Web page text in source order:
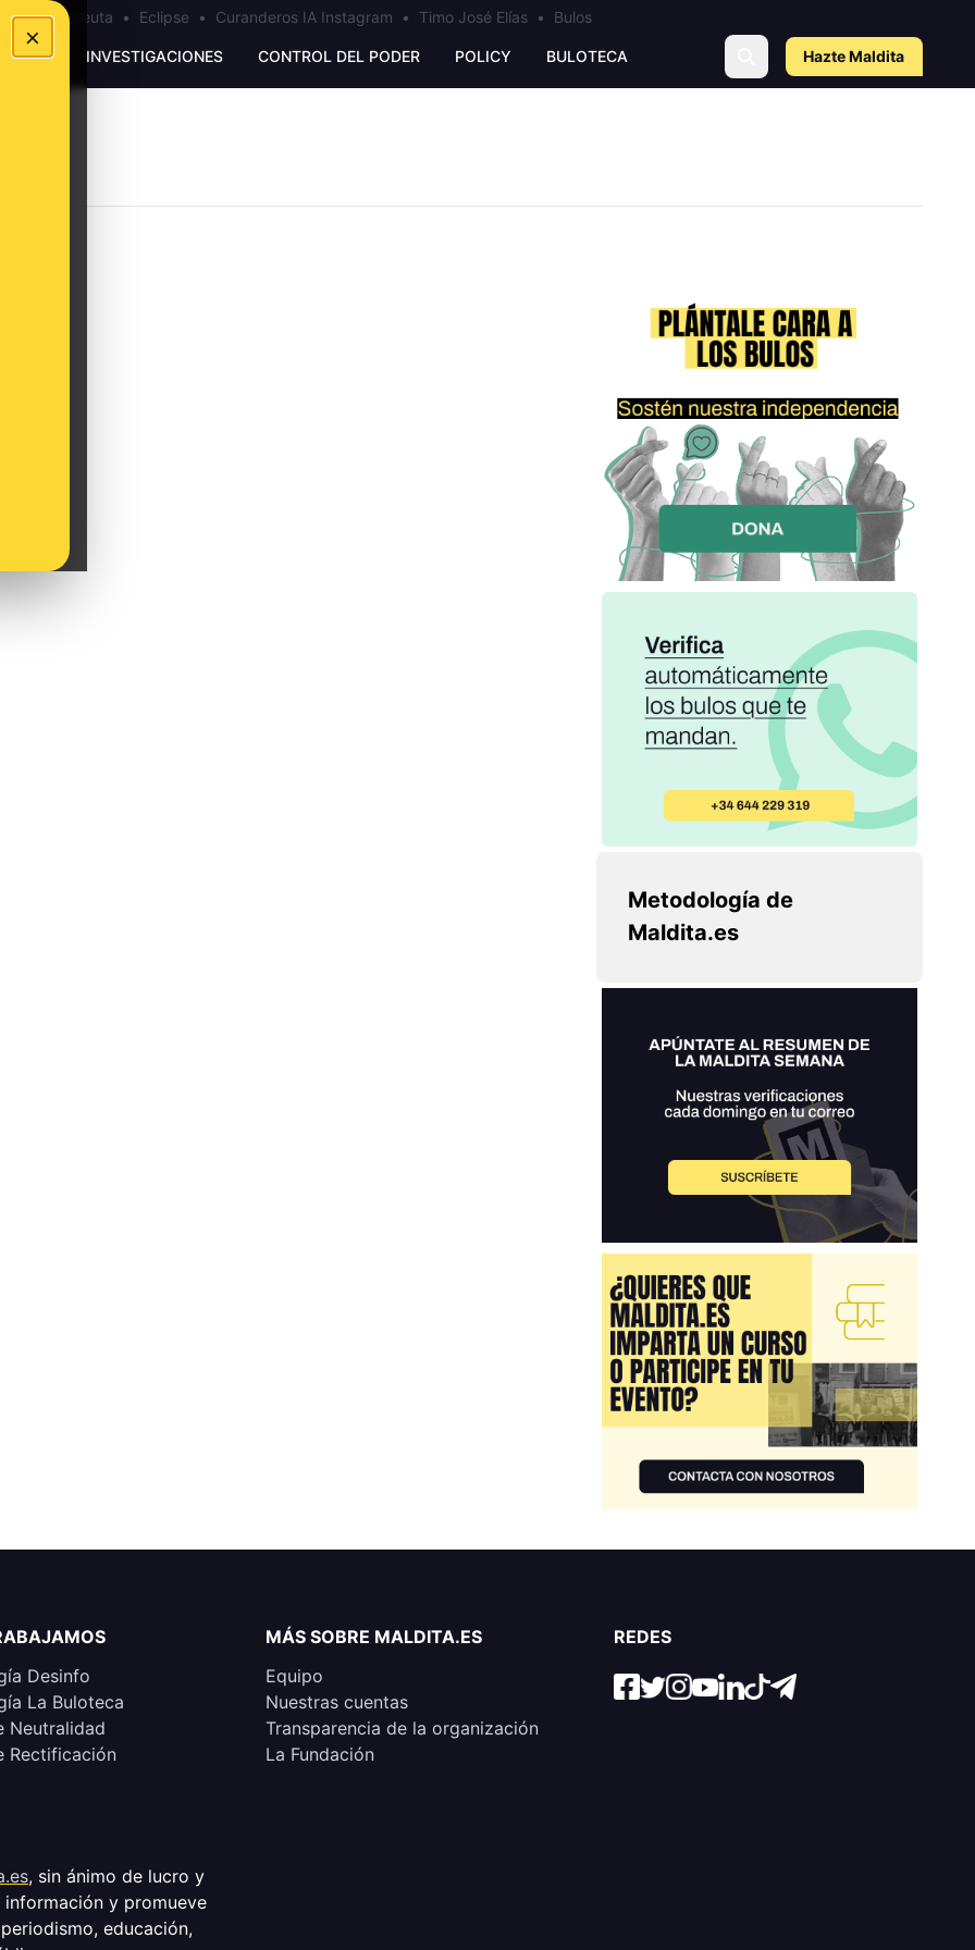
×
•Bulos Ceuta • Eclipse • Curanderos IA Instagram • Timo José Elías• Bulos
INVESTIGACIONES CONTROL DEL PODER POLICY BULOTECA Hazte Maldita
Metodología de
Maldita.es
Desinfo
La Buloteca
Neutralidad
Rectificación
MÁS SOBRE MALDITA.ES
Equipo
Nuestras cuentas
Transparencia de la organización
La Fundación
REDES
, sin ánimo de lucro y
y promueve
educación,